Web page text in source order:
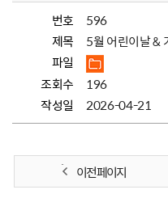
번호
596
제목
5월 어린이날 &
파일
조회수
196
작성일
2026-04-21
이전 페이지